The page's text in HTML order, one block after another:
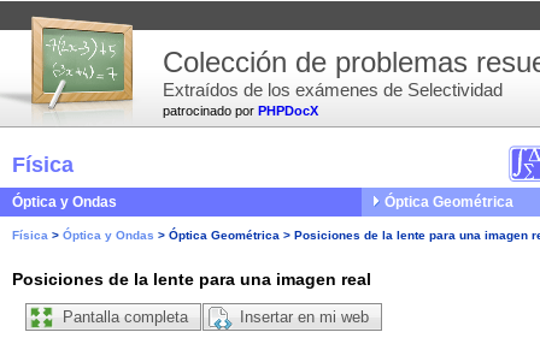
patrocinado por PHPDocX
Colección de problemas
Extraídos de los exámenes de Selectividad
Física
Óptica y Ondas Óptica Geométrica
Física > Óptica y Ondas > Óptica Geométrica > Posiciones de la lente para una imagen
Posiciones de la lente para una imagen real
Pantalla completa Insertar en mi web